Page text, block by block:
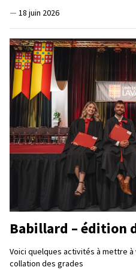
— 18 juin 2026
Babillard – édition
Voici quelques activités à mettre
collation des grades